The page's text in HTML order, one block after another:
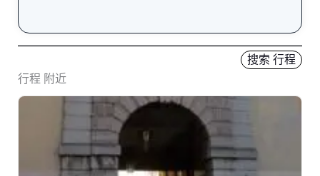
行程 附近
搜索 行程